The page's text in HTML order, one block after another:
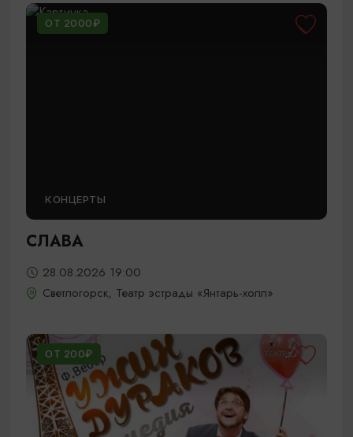
ОТ 2000₽
КОНЦЕРТЫ
СЛАВА
28.08.2026 19:00
Светлогорск, Театр эстрады «Янтарь-холл»
ОТ 200₽